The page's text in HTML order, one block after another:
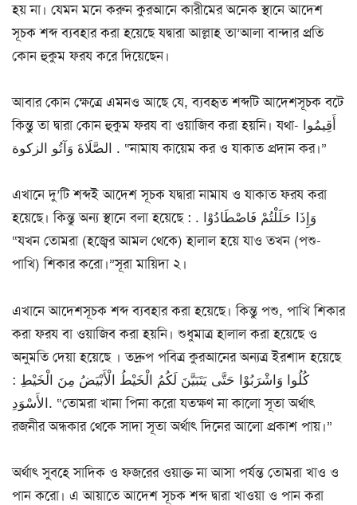
হয় না। যেমন মনে করুন কুরআনে কারীমের অনেক স্থানে আদেশ
সূচক শব্দ ব্যবহার করা হয়েছে যদ্বারা আল্লাহ তা’আলা বান্দার প্রতি
কোন হুকুম ফরয করে দিয়েছেন।
আবার কোন ক্ষেত্রে এমনও আছে যে, ব্যবহৃত শব্দটি আদেশসূচক বটে
কিন্তু তা দ্বারা কোন হুকুম ফরয বা ওয়াজিব করা হয়নি। যথা- أَقِيمُوا
الصَّلَاةَ وَآتُو الزكوة . “নামায কায়েম কর ও যাকাত প্রদান কর।”
এখানে দু’টি শব্দই আদেশ সূচক যদ্বারা নামায ও যাকাত ফরয করা
হয়েছে। কিন্তু অন্য স্থানে বলা হয়েছে : . وَإِذَا حَلَلْتُمْ فَاصْطَادُوْا
“যখন তোমরা (হজ্বের আমল থেকে) হালাল হয়ে যাও তখন (পশু-
পাখি) শিকার করো।”সূরা মায়িদা ২।
এখানে আদেশসূচক শব্দ ব্যবহার করা হয়েছে। কিন্তু পশু, পাখি শিকার
করা ফরয বা ওয়াজিব করা হয়নি। শুধুমাত্র হালাল করা হয়েছে ও
অনুমতি দেয়া হয়েছে । তদ্রুপ পবিত্র কুরআনের অন্যত্র ইরশাদ হয়েছে
: كُلُوا وَاشْرَبُوْا حَتَّى يَتَبَيَّنَ لَكُمُ الْخَيْطُ الْأَبْيَضُ مِنَ الْخَيْطِ
الأَسْوَدِ. “তোমরা খানা পিনা করো যতক্ষণ না কালো সূতা অর্থাৎ
রজনীর অন্ধকার থেকে সাদা সূতা অর্থাৎ দিনের আলো প্রকাশ পায়।”
অর্থাৎ সুবহে সাদিক ও ফজরের ওয়াক্ত না আসা পর্যন্ত তোমরা খাও ও
পান করো। এ আয়াতে আদেশ সূচক শব্দ দ্বারা খাওয়া ও পান করা